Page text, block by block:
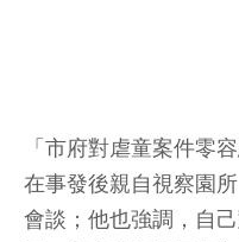
「市府對虐童案件零
在事發後親自視察園
會談；他也強調，自